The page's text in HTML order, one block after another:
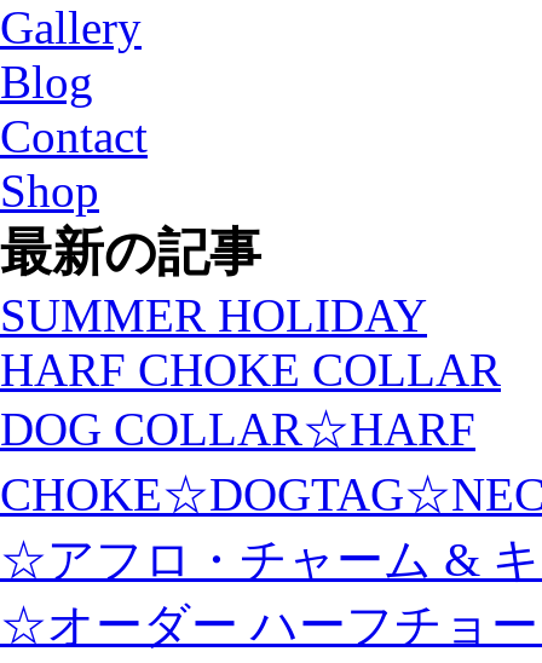
Gallery
Blog
Contact
Shop
最新の記事
SUMMER HOLIDAY
HARF CHOKE COLLAR
DOG COLLAR☆HARF
☆アフロ・チャーム &
☆オーダー ハーフチョ